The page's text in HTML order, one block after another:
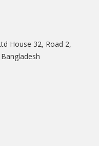
House 32, Road 2,